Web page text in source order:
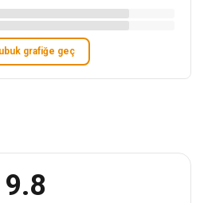
grafiğe geç
9.8